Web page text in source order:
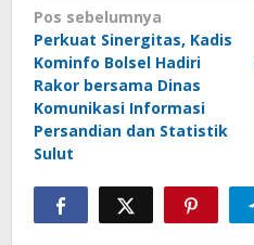
Navigasi
pos
Pos sebelumnya
Perkuat Sinergitas, Kadis
Kominfo Bolsel Hadiri
Rakor bersama Dinas
Komunikasi Informasi
Persandian dan Statistik
Sulut